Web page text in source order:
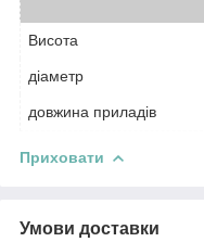
Висота
діаметр
довжина приладів
Приховати
Умови доставки